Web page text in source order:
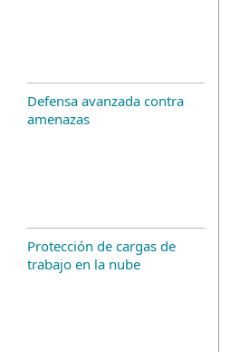
Defensa avanzada contra
amenazas
Protección de cargas de
trabajo en la nube